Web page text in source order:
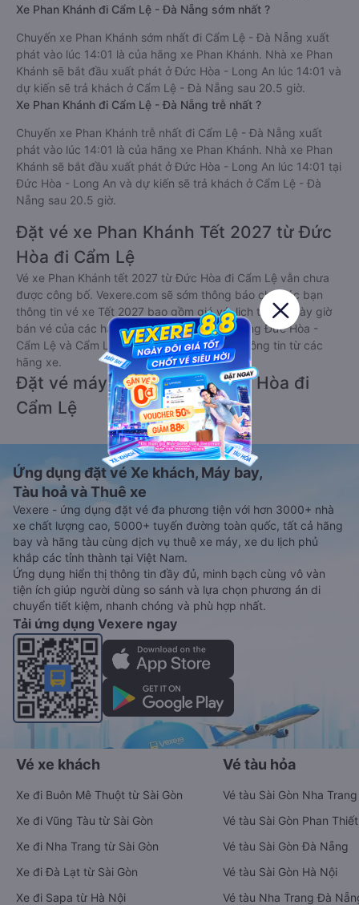
Xe Phan Khánh đi Cẩm Lệ - Đà Nẵng sớm nhất ?
Chuyến xe Phan Khánh sớm nhất đi Cẩm Lệ - Đà Nẵng xuất
phát vào lúc 14:01 là của hãng xe Phan Khánh. Nhà xe Phan
Khánh sẽ bắt đầu xuất phát ở Đức Hòa - Long An lúc 14:01 và
dự kiến sẽ trả khách ở Cẩm Lệ - Đà Nẵng sau 20.5 giờ.
Xe Phan Khánh đi Cẩm Lệ - Đà Nẵng trễ nhất ?
Chuyến xe Phan Khánh trễ nhất đi Cẩm Lệ - Đà Nẵng xuất
phát vào lúc 14:01 là của hãng xe Phan Khánh. Nhà xe Phan
Khánh sẽ bắt đầu xuất phát ở Đức Hòa - Long An lúc 14:01 tại
Đức Hòa - Long An và dự kiến sẽ trả khách ở Cẩm Lệ - Đà
Nẵng sau 20.5 giờ.
Đặt vé xe Phan Khánh Tết 2027 từ Đức
Hòa đi Cẩm Lệ
Vé xe Phan Khánh tết 2027 từ Đức Hòa đi Cẩm Lệ vẫn chưa
được công bố. Vexere.com sẽ sớm thông báo cho các bạn
thông tin vé xe Tết 2027 bao gồm giá vé, lịch trình, ngày giờ
bán vé của các hãng xe khách đi tuyến đường Đức Hòa -
Cẩm Lệ và Cẩm Lệ - Đức Hòa ngay khi có thông tin từ các
hãng xe.
Đặt vé máy bay giá rẻ từ Đức Hòa đi
Cẩm Lệ
Ứng dụng đặt vé Xe khách, Máy bay,
Tàu hoả và Thuê xe
Vexere - ứng dụng đặt vé đa phương tiện với hơn 3000+ nhà
xe chất lượng cao, 5000+ tuyến đường toàn quốc, tất cả hãng
bay và hãng tàu cùng dịch vụ thuê xe máy, xe du lịch phủ
khắp các tỉnh thành tại Việt Nam.
Ứng dụng hiển thị thông tin đầy đủ, minh bạch cùng vô vàn
tiện ích giúp người dùng so sánh và lựa chọn phương án di
chuyển tiết kiệm, nhanh chóng và phù hợp nhất.
Tải ứng dụng Vexere ngay
Vé xe khách
Xe đi Buôn Mê Thuột từ Sài Gòn
Xe đi Vũng Tàu từ Sài Gòn
Xe đi Nha Trang từ Sài Gòn
Xe đi Đà Lạt từ Sài Gòn
Xe đi Sapa từ Hà Nội
Vé tàu hỏa
Vé tàu Sài Gòn Nha Trang
Vé tàu Sài Gòn Phan Thiết
Vé tàu Sài Gòn Đà Nẵng
Vé tàu Sài Gòn Hà Nội
Vé tàu Nha Trang Đà